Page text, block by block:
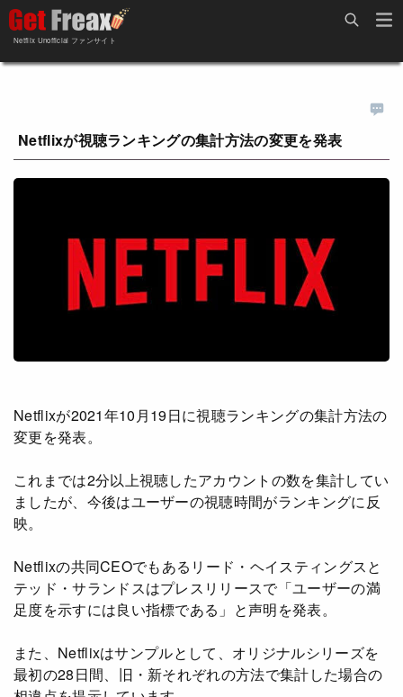
Netflix Unofficial ファンサイト
オールジャンル
国内TV番組・ドラマ
国内映画
アジア映画
Netflixオリジナル作品
日本語吹替対応作品
その他の国のTV番組
配信終了予定の作品
Netflix 全作品ラインナップ
Netflix配信作品カスタム検索
VOD 総合作品情報
Netflix Video
Netflix 吹替版作品
Netflix 高い評価の海外作品
みんなの作品レビュー
Netflixが視聴ランキングの集計方法の変更を発表
Netflixが2021年10月19日に視聴ランキングの集計方法の
変更を発表。
これまでは2分以上視聴したアカウントの数を集計してい
ましたが、今後はユーザーの視聴時間がランキングに反
映。
Netflixの共同CEOでもあるリード・ヘイスティングスと
テッド・サランドスはプレスリリースで「ユーザーの満
足度を示すには良い指標である」と声明を発表。
また、Netflixはサンプルとして、オリジナルシリーズを
最初の28日間、旧・新それぞれの方法で集計した場合の